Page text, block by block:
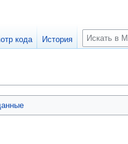
кода История
П
о
к